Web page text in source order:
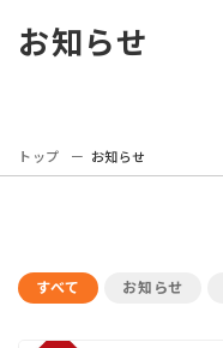
お知らせ
トップ お知らせ
すべて お知らせ